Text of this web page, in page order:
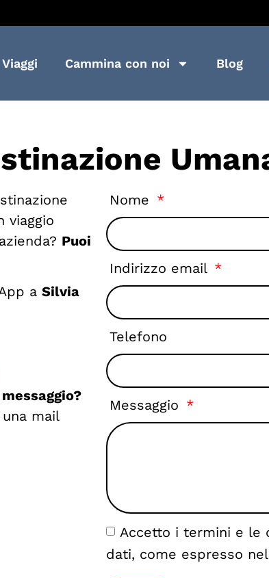
Viaggi Cammina con noi Blog
viaggio
Puoi
a Silvia
mail
Nome
Indirizzo email
Telefono
Messaggio
Accetto i termini e le
dati, come espresso